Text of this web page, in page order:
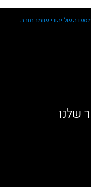
של יהודי שומר תורה
שלנו